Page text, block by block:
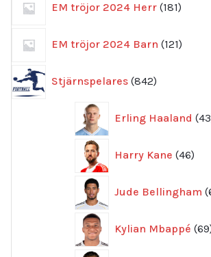
EM tröjor 2024 Herr 181
EM tröjor 2024 Barn 121
Stjärnspelares 842
produkter
Erling Haaland 43
Harry Kane 46
Jude Bellingham
Kylian Mbappé 69